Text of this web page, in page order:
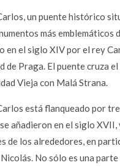
en el Aquapalace de Praga
a pie por la Ciudad
ciudades balneario - Karlovy
su tirador interior en un campo
un puente histórico
más emblemáticos
en el siglo XIV por el rey
de Praga. El puente cruza
Vieja con Malá Strana.
está flanqueado por
añadieron en el siglo
de los alrededores, en
No sólo es una